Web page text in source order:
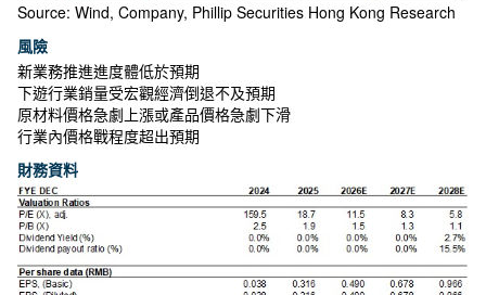
Source: Wind, Company, Phillip Securities Hong Kong Research
風險
新業務推進進度體低於預期
下遊行業銷量受宏觀經濟倒退不及預期
原材料價格急劇上漲或產品價格急劇下滑
行業內價格戰程度超出預期
財務資料